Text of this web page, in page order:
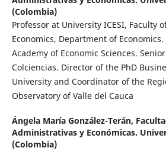
(Colombia)
Professor at University ICESI, Faculty
Economics, Department of
Academy of Economic Sciences.
Colciencias. Director of the PhD
University and Coordinator of the
Observatory of Valle del Cauca
Ángela María González-Terán,
Administrativas y Económicas.
(Colombia)